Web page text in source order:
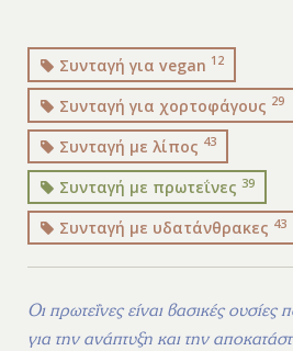
Συνταγή για vegan 12
Συνταγή για χορτοφάγους 29
Συνταγή με λίπος 43
Συνταγή με πρωτεΐνες 39
Συνταγή με υδατάνθρακες 43
Οι πρωτεΐνες είναι βασικές ουσίες
για την ανάπτυξη και την